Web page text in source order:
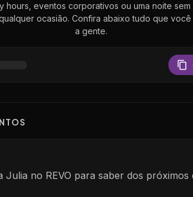
hours, eventos corporativos ou uma noite sem
ocasião. Confira abaixo tudo que
a gente.
Julia no REVO para saber dos próximos